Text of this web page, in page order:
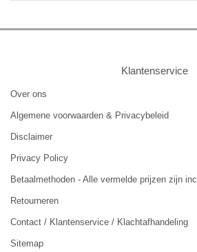
Klantenservice
Over ons
Algemene voorwaarden & Privacybeleid
Disclaimer
Privacy Policy
Betaalmethoden - Alle vermelde prijzen zijn
Retourneren
Contact / Klantenservice / Klachtafhandeling
Sitemap